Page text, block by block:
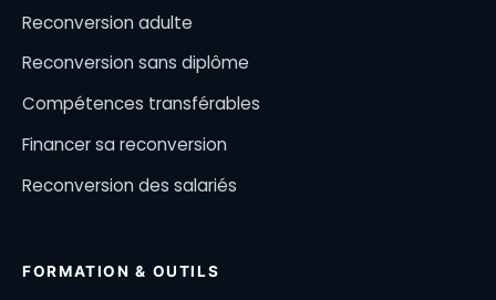
Reconversion adulte
Reconversion sans diplôme
Compétences transférables
Financer sa reconversion
Reconversion des salariés
FORMATION & OUTILS